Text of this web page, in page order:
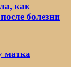
как
болезни
матка